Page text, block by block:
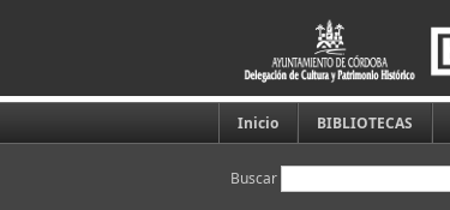
Inicio BIBLIOTECAS
Buscar